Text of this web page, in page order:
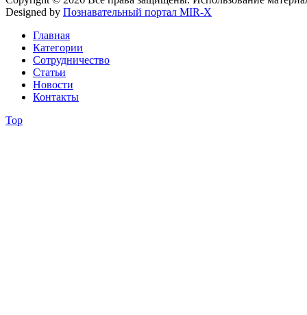
Designed by Познавательный портал MIR-X
Главная
Категории
Сотрудничество
Статьи
Новости
Контакты
Top